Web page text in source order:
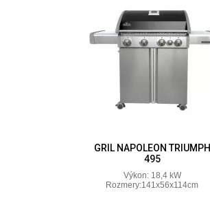
GRIL NAPOLEON TRIUMPH
495
Výkon: 18,4 kW
Rozmery:141x56x114cm